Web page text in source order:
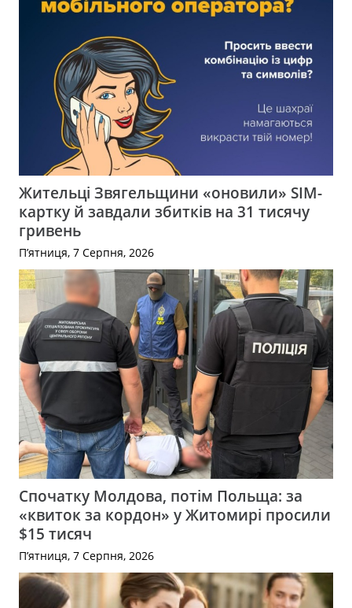
Жительці Звягельщини «оновили» SIM-
картку й завдали збитків на 31 тисячу
гривень
П’ятниця, 7 Серпня, 2026
Спочатку Молдова, потім Польща: за
«квиток за кордон» у Житомирі просили
$15 тисяч
П’ятниця, 7 Серпня, 2026